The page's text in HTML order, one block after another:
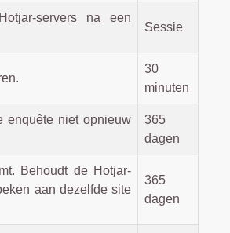
servers na een
Sessie
30
minuten
enquête niet opnieuw
365
dagen
Behoudt de Hotjar-
aan dezelfde site
365
dagen